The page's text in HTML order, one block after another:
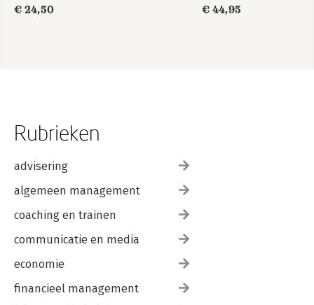
€ 24,50
€ 44,95
Rubrieken
advisering
algemeen management
coaching en trainen
communicatie en media
economie
financieel management